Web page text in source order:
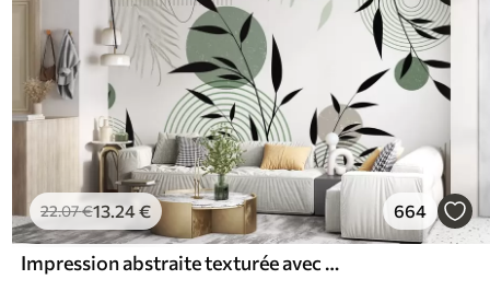
22.07€13.24€ 664
Impression abstraite texturée avec des formes géométriques, des cercles et des arcs et des plantes noires et vertes sur un fond blanc